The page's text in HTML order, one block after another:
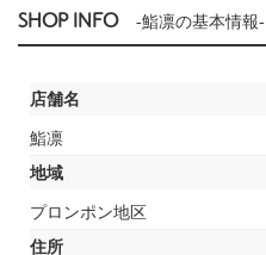
SHOP INFO -鮨凛の基本情報-
店舗名
鮨凛
地域
プロンポン地区
住所